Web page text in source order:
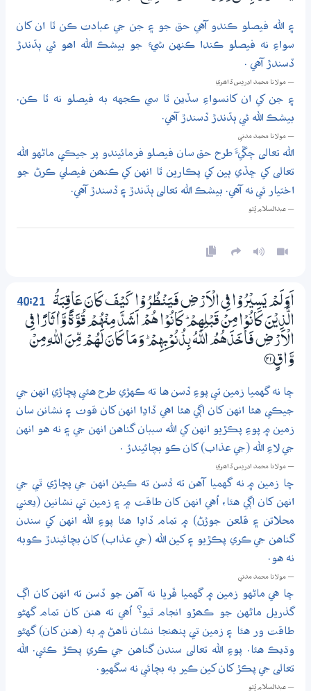
۽ الله فيصلو ڪندو آهي حق جو ۽ جن جي عبادت ڪن ٿا ان کان
سواءِ نه فيصلو ڪندا ڪنهن شيءِ جو بيشڪ الله اهو ئي ٻڌندڙ
ڏسندڙ آهي .
— مولانا محمد ادريس ڏاھري
۽ جن کي ان کانسواءِ سڏين ٿا سي ڪجهه به فيصلو نه ٿا ڪن.
بيشڪ الله ئي ٻڌندڙ ڏسندڙ آهي.
— مولانا محمد مدني
الله تعالى چڱيءَ طرح حق سان فيصلو فرمائيندو پر جيڪي ماڻهو الله
تعالى کي ڇڏي ٻين کي پڪارين ٿا انهن کي ڪنھن فيصلي ڪرڻ جو
اختيار ئي نه آهي. بيشڪ الله تعالى ٻڌندڙ ۽ ڏسندڙ آهي.
— عبدالسلام ڀُٽو
40:21
اَوَلَمْ يَسِيْرُوْا فِي الْاَرْضِ فَيَنْظُرُوْا كَيْفَ كَانَ عَاقِبَةُ
الَّذِيْنَ كَانُوْا مِنْ قَبْلِهِمْ ۭ كَانُوْا هُمْ اَشَدَّ مِنْهُمْ قُوَّةً وَّاٰثَارًا فِي
الْاَرْضِ فَاَخَذَهُمُ اللّٰهُ بِذُنُوْبِهِمْ ۭ وَمَا كَانَ لَهُمْ مِّنَ اللّٰهِ مِنْ
وَّاقٍ ؀21
ڇا نه گهميا زمين تي پوءِ ڏسن ها ته ڪهڙي طرح هئي پڇاڙي انهن جي
جيڪي هئا انهن کان اڳي هئا اهي ڏاڍا انهن کان قوت ۽ نشانن سان
زمين ۾ پوءِ پڪڙيو انهن کي الله سببان گناهن انهن جي ۽ نه هو انهن
جي لاءِ الله (جي عذاب) کان ڪو بچائيندڙ .
— مولانا محمد ادريس ڏاھري
ڇا زمين ۾ نه گهميا آهن ته ڏسن ته ڪيئن انهن جي پڇاڙي ٿي جي
انهن کان اڳي هئا، اُهي انهن کان طاقت ۾ ۽ زمين تي نشانين (يعني
محلاتن ۽ قلعن جوڙڻ) ۾ تمام ڏاڍا هئا پوءِ الله انهن کي سندن
گناهن جي ڪري پڪڙيو ۽ کين الله (جي عذاب) کان بچائيندڙ ڪوبه
نه هو.
— مولانا محمد مدني
ڇا هي ماڻهو زمين ۾ گهميا ڦريا نه آهن جو ڏسن ته انهن کان اڳ
گذريل ماڻهن جو ڪھڙو انجام ٿيو؟ اُهي ته هنن کان تمام گهڻو
طاقت ور هئا ۽ زمين تي پنھنجا نشان ٺاهڻ ۾ به (هنن کان) گهڻو
وڌيڪ هئا. پوءِ الله تعالى سندن گناهن جي ڪري پڪڙ ڪئي. الله
تعالى جي پڪڙ کان کين ڪير به بچائي نه سگهيو.
— عبدالسلام ڀُٽو